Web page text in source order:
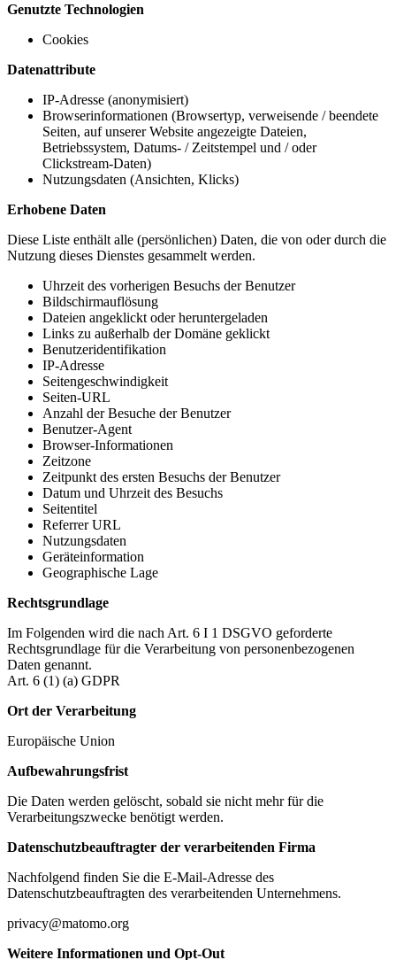
Genutzte Technologien
Cookies
Datenattribute
IP-Adresse (anonymisiert)
Browserinformationen (Browsertyp, verweisende / beendete
Seiten, auf unserer Website angezeigte Dateien,
Betriebssystem, Datums- / Zeitstempel und / oder
Clickstream-Daten)
Nutzungsdaten (Ansichten, Klicks)
Erhobene Daten
Diese Liste enthält alle (persönlichen) Daten, die von oder durch die
Nutzung dieses Dienstes gesammelt werden.
Uhrzeit des vorherigen Besuchs der Benutzer
Bildschirmauflösung
Dateien angeklickt oder heruntergeladen
Links zu außerhalb der Domäne geklickt
Benutzeridentifikation
IP-Adresse
Seitengeschwindigkeit
Seiten-URL
Anzahl der Besuche der Benutzer
Benutzer-Agent
Browser-Informationen
Zeitzone
Zeitpunkt des ersten Besuchs der Benutzer
Datum und Uhrzeit des Besuchs
Seitentitel
Referrer URL
Nutzungsdaten
Geräteinformation
Geographische Lage
Rechtsgrundlage
Im Folgenden wird die nach Art. 6 I 1 DSGVO geforderte
Rechtsgrundlage für die Verarbeitung von personenbezogenen
Daten genannt.
Art. 6 (1) (a) GDPR
Ort der Verarbeitung
Europäische Union
Aufbewahrungsfrist
Die Daten werden gelöscht, sobald sie nicht mehr für die
Verarbeitungszwecke benötigt werden.
Datenschutzbeauftragter der verarbeitenden Firma
Nachfolgend finden Sie die E-Mail-Adresse des
Datenschutzbeauftragten des verarbeitenden Unternehmens.
privacy@matomo.org
Weitere Informationen und Opt-Out